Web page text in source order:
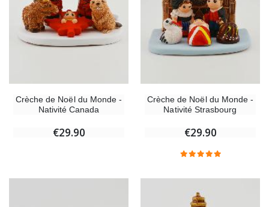
Crèche de Noël du Monde -
Nativité Canada
€29.90
Crèche de Noël du Monde -
Nativité Strasbourg
€29.90